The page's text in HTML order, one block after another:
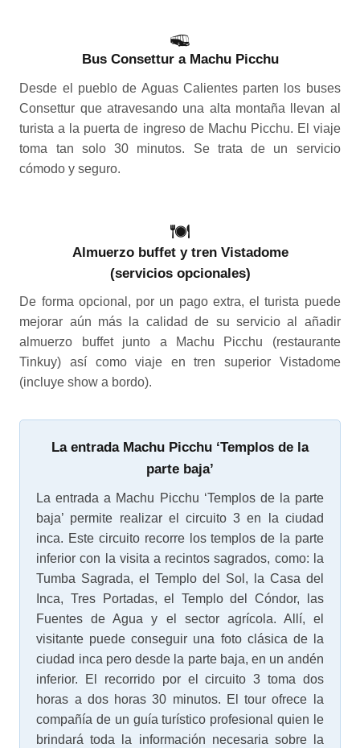
Bus Consettur a Machu Picchu
Desde el pueblo de Aguas Calientes parten los buses
Consettur que atravesando una alta montaña llevan al
turista a la puerta de ingreso de Machu Picchu. El viaje
toma tan solo 30 minutos. Se trata de un servicio
cómodo y seguro.
Almuerzo buffet y tren Vistadome
(servicios opcionales)
De forma opcional, por un pago extra, el turista puede
mejorar aún más la calidad de su servicio al añadir
almuerzo buffet junto a Machu Picchu (restaurante
Tinkuy) así como viaje en tren superior Vistadome
(incluye show a bordo).
La entrada Machu Picchu ‘Templos de la
parte baja’
La entrada a Machu Picchu ‘Templos de la parte
baja’ permite realizar el circuito 3 en la ciudad
inca. Este circuito recorre los templos de la parte
inferior con la visita a recintos sagrados, como: la
Tumba Sagrada, el Templo del Sol, la Casa del
Inca, Tres Portadas, el Templo del Cóndor, las
Fuentes de Agua y el sector agrícola. Allí, el
visitante puede conseguir una foto clásica de la
ciudad inca pero desde la parte baja, en un andén
inferior. El recorrido por el circuito 3 toma dos
horas a dos horas 30 minutos. El tour ofrece la
compañía de un guía turístico profesional quien le
brindará toda la información necesaria sobre la